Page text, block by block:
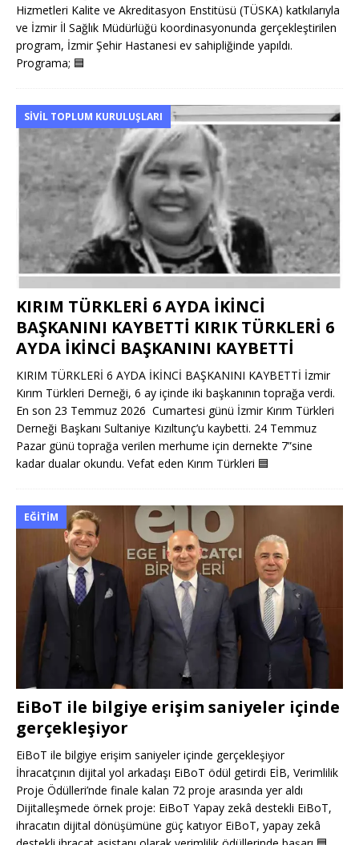
Hizmetleri Kalite ve Akreditasyon Enstitüsü (TÜSKA) katkılarıyla
ve İzmir İl Sağlık Müdürlüğü koordinasyonunda gerçekleştirilen
program, İzmir Şehir Hastanesi ev sahipliğinde yapıldı.
Programa; 🟦
SIVIL TOPLUM KURULUŞLARI
KIRIM TÜRKLERİ 6 AYDA İKİNCİ
BAŞKANINI KAYBETTİ KIRIK TÜRKLERİ 6
AYDA İKİNCİ BAŞKANINI KAYBETTİ
KIRIM TÜRKLERİ 6 AYDA İKİNCİ BAŞKANINI KAYBETTİ İzmir
Kırım Türkleri Derneği, 6 ay içinde iki başkanının toprağa verdi.
En son 23 Temmuz 2026 Cumartesi günü İzmir Kırım Türkleri
Derneği Başkanı Sultaniye Kızıltunç’u kaybetti. 24 Temmuz
Pazar günü toprağa verilen merhume için dernekte 7”sine
kadar dualar okundu. Vefat eden Kırım Türkleri 🟦
EĞITIM
EiBoT ile bilgiye erişim saniyeler içinde
gerçekleşiyor
EiBoT ile bilgiye erişim saniyeler içinde gerçekleşiyor
İhracatçının dijital yol arkadaşı EiBoT ödül getirdi EİB, Verimlilik
Proje Ödülleri’nde finale kalan 72 proje arasında yer aldı
Dijitalleşmede örnek proje: EiBoT Yapay zekâ destekli EiBoT,
ihracatın dijital dönüşümüne güç katıyor EiBoT, yapay zekâ